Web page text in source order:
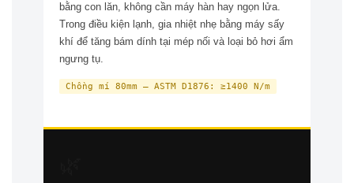
bằng con lăn, không cần máy hàn hay ngọn lửa.
Trong điều kiện lạnh, gia nhiệt nhẹ bằng máy sấy
khí để tăng bám dính tại mép nối và loại bỏ hơi ẩm
ngưng tụ.
Chồng mí 80mm — ASTM D1876: ≥1400 N/m